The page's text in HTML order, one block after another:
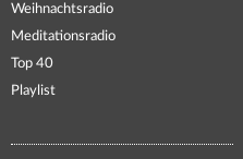
Weihnachtsradio
Meditationsradio
Top 40
Playlist